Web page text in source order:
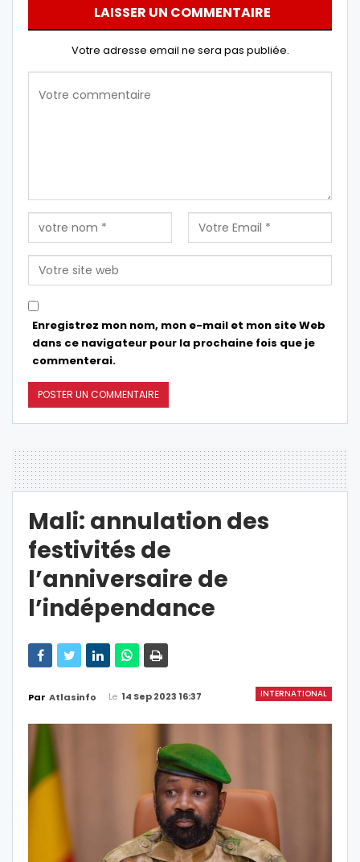
LAISSER UN COMMENTAIRE
Votre adresse email ne sera pas publiée.
Enregistrez mon nom, mon e-mail et mon site Web
dans ce navigateur pour la prochaine fois que je
commenterai.
Mali: annulation des
festivités de
l’anniversaire de
l’indépendance
INTERNATIONAL
Par Atlasinfo Le 14 Sep 2023 16:37